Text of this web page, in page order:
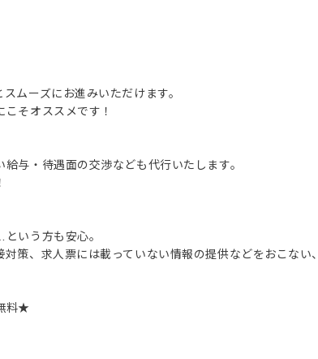
ムーズにお進みいただけます。
そオススメです！
与・待遇面の交渉なども代行いたします。
いう方も安心。
策、求人票には載っていない情報の提供などをおこない、
料★